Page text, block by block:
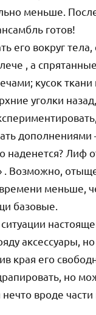
меньше.
готов!
его вокруг
, а
кусок ткани
уголки
дополнениями
наденется? Лиф
Возможно,
меньше,
базовые.
аксессуары,
края его
но
вроде части